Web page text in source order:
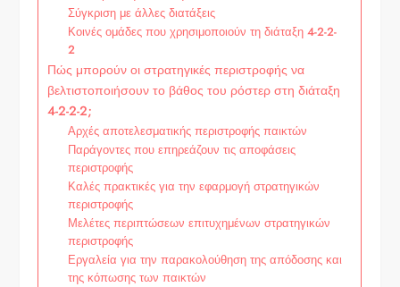
Σύγκριση με άλλες διατάξεις
Κοινές ομάδες που χρησιμοποιούν τη διάταξη 4-2-2-
2
Πώς μπορούν οι στρατηγικές περιστροφής να
βελτιστοποιήσουν το βάθος του ρόστερ στη διάταξη
4-2-2-2;
Αρχές αποτελεσματικής περιστροφής παικτών
Παράγοντες που επηρεάζουν τις αποφάσεις
περιστροφής
Καλές πρακτικές για την εφαρμογή στρατηγικών
περιστροφής
Μελέτες περιπτώσεων επιτυχημένων στρατηγικών
περιστροφής
Εργαλεία για την παρακολούθηση της απόδοσης και
της κόπωσης των παικτών